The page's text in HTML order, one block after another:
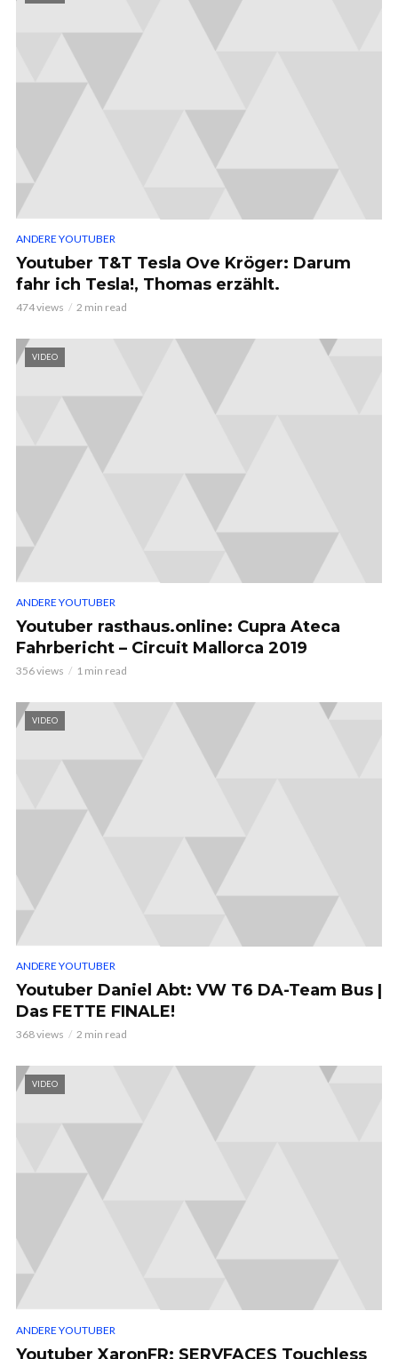
ANDERE YOUTUBER
Youtuber T&T Tesla Ove Kröger: Darum
fahr ich Tesla!, Thomas erzählt.
474 views 2 min read
VIDEO
ANDERE YOUTUBER
Youtuber rasthaus.online: Cupra Ateca
Fahrbericht – Circuit Mallorca 2019
356 views 1 min read
VIDEO
ANDERE YOUTUBER
Youtuber Daniel Abt: VW T6 DA-Team Bus |
Das FETTE FINALE!
368 views 2 min read
VIDEO
ANDERE YOUTUBER
Youtuber XaronFR: SERVFACES Touchless